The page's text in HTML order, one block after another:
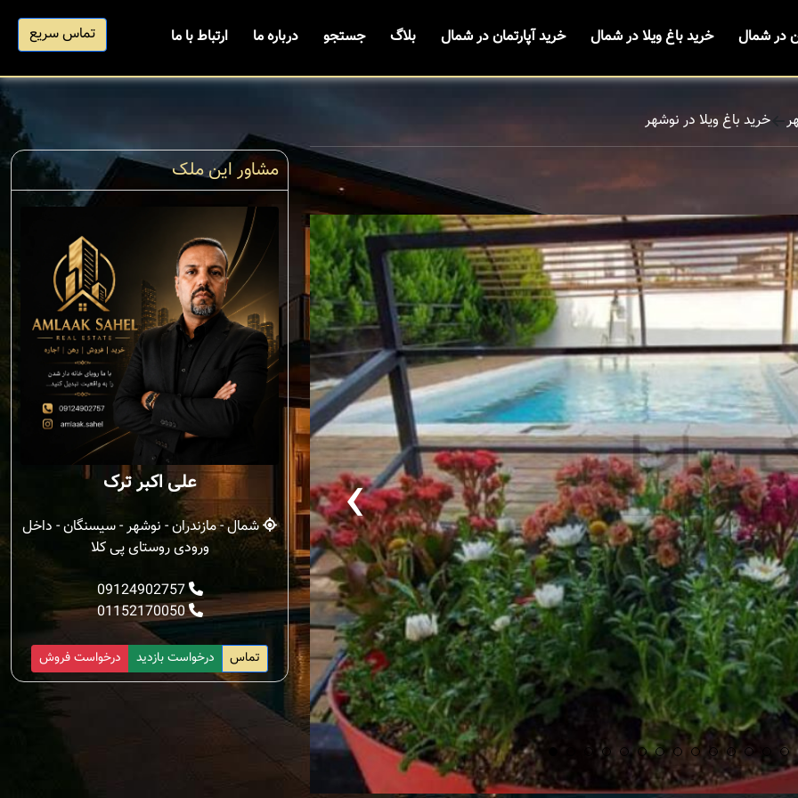
در شمال خرید باغ ویلا در شمال خرید آپارتمان در شمال بلاگ جستجو درباره ما ارتباط با ما تماس سریع
خرید باغ ویلا در نوشهر
‹
مشاور این ملک
علی اکبر ترک
شمال - مازندران - نوشهر - سیسنگان - داخل
ورودی روستای پی کلا
09124902757
01152170050
درخواست فروش درخواست بازدید تماس